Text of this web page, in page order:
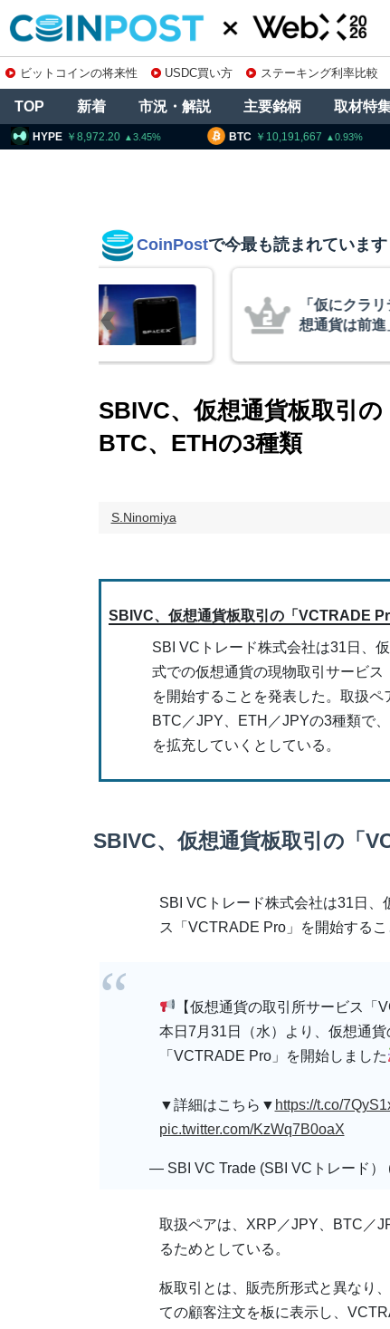
ビットコインの将来性 USDC買い方 ステーキング利率比較
TOP 新着 市況・解説 主要銘柄 取材特
BTC 10,191,667 0.93 ETH
8,972.20 3.45
CoinPostで今最も読まれています
「仮にクラ
想通貨は前進
SBIVC、仮想通貨板取引の
BTC、ETHの3種類
S.Ninomiya
SBIVC、仮想通貨板取引の「VCTRADE
SBI VCトレード株式会社は31日、
式での仮想通貨の現物取引サービス
を開始することを発表した。取扱ペ
BTC／JPY、ETH／JPYの3種類で
を拡充していくとしている。
SBIVC、仮想通貨板取引の「
SBI VCトレード株式会社は31日
ス「VCTRADE Pro」を開始するこ
【仮想通貨の取引所サービス「
本日7月31日（水）より、仮想通
「VCTRADE Pro」を開始しました
▼詳細はこちら▼ https://t.co/
pic.twitter.com/KzWq7B0oaX
— SBI VC Trade (SBI VCトレード）
取扱ペアは、XRP／JPY、BTC／
るためとしている。
板取引とは、販売所形式と異なり
ての顧客注文を板に表示し、